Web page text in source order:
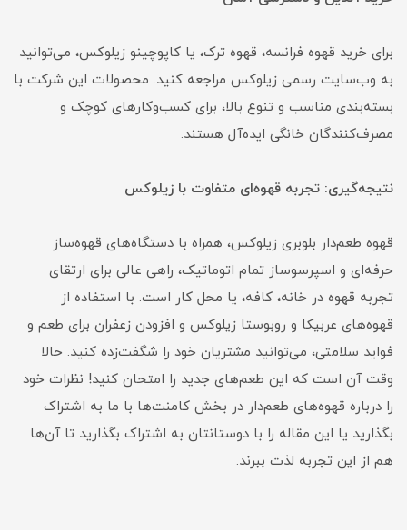
برای خرید قهوه فرانسه، قهوه ترک، یا کاپوچینو زیلوکس، می‌توانید
به وب‌سایت رسمی زیلوکس مراجعه کنید. محصولات این شرکت با
بسته‌بندی مناسب و تنوع بالا، برای کسب‌وکارهای کوچک و
مصرف‌کنندگان خانگی ایده‌آل هستند.
نتیجه‌گیری: تجربه قهوه‌ای متفاوت با زیلوکس
قهوه طعم‌دار بلوبری زیلوکس، همراه با دستگاه‌های قهوه‌ساز
حرفه‌ای و اسپرسوساز تمام اتوماتیک، راهی عالی برای ارتقای
تجربه قهوه در خانه، کافه، یا محل کار است. با استفاده از
قهوه‌های عربیکا و روبوستا زیلوکس و افزودن زعفران برای طعم و
فواید سلامتی، می‌توانید مشتریان خود را شگفت‌زده کنید. حالا
وقت آن است که این طعم‌های جدید را امتحان کنید! نظرات خود
را درباره قهوه‌های طعم‌دار در بخش کامنت‌ها با ما به اشتراک
بگذارید یا این مقاله را با دوستانتان به اشتراک بگذارید تا آن‌ها
هم از این تجربه لذت ببرند.